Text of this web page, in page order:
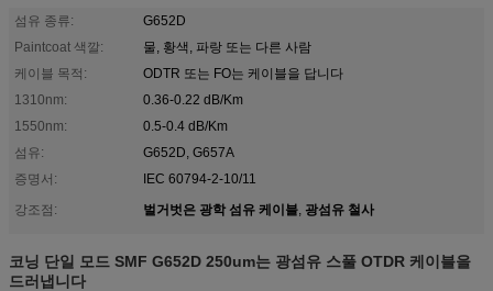
섬유 종류:
G652D
Paintcoat 색깔:
물, 황색, 파랑 또는 다른 사람
케이블 목적:
ODTR 또는 FO는 케이블을 답니다
1310nm:
0.36-0.22 dB/Km
1550nm:
0.5-0.4 dB/Km
섬유:
G652D, G657A
증명서:
IEC 60794-2-10/11
강조점:
벌거벗은 광학 섬유 케이블, 광섬유 철사
코닝 단일 모드 SMF G652D 250um는 광섬유 스풀 OTDR 케이블을
드러냅니다